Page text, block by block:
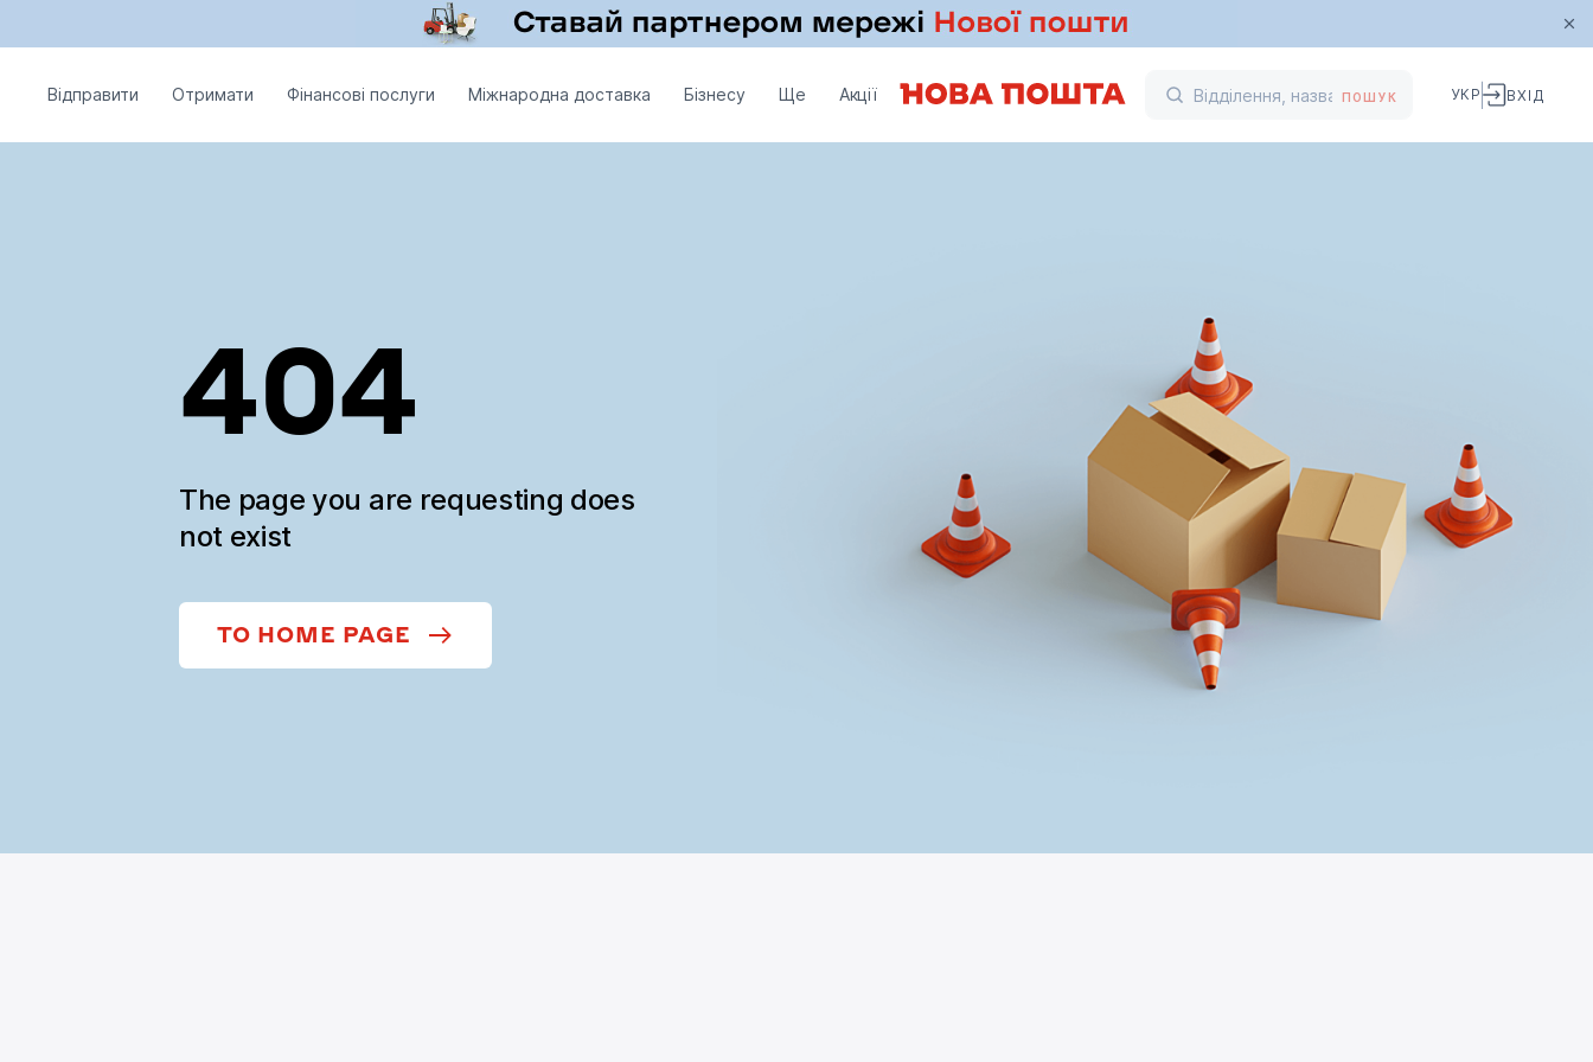
Відправити Отримати Фінансові послуги Міжнародна доставка Бізнесу Ще Акції ПОШУК УКР ВХІД
404
The page you are requesting does
not exist
TO HOME PAGE